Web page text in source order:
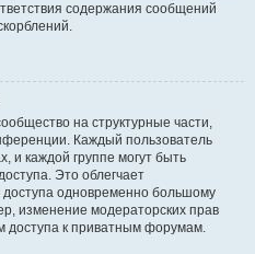
содержания сообщений
на структурные части,
Каждый пользователь
и каждой группе могут быть
Это облегчает
одновременно большому
изменение модераторских прав
доступа к приватным форумам.